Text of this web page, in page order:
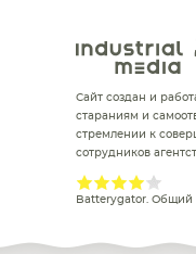
Сайт создан и
стараниям и
стремлении к
сотрудников
Batterygator. Общий